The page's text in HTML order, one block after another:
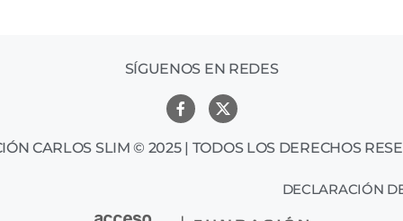
SÍGUENOS EN REDES
CARLOS SLIM © 2025 | TODOS LOS DERECHOS
DECLARACIÓN